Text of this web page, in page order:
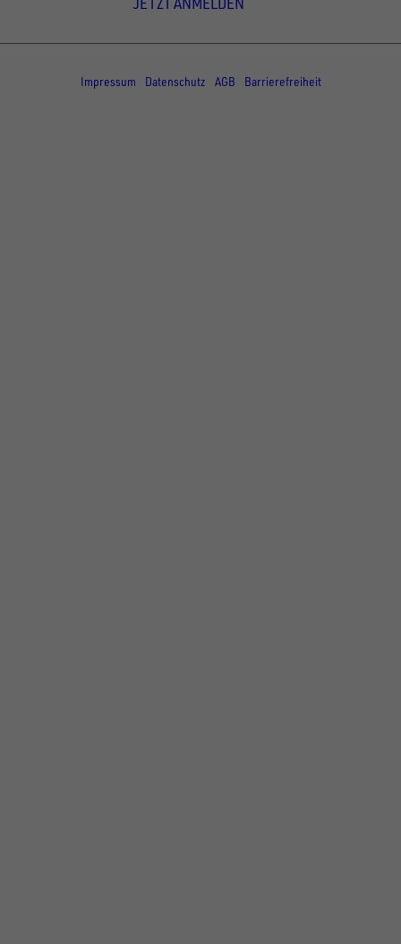
Impressum
Datenschutz AGB Barrierefreiheit